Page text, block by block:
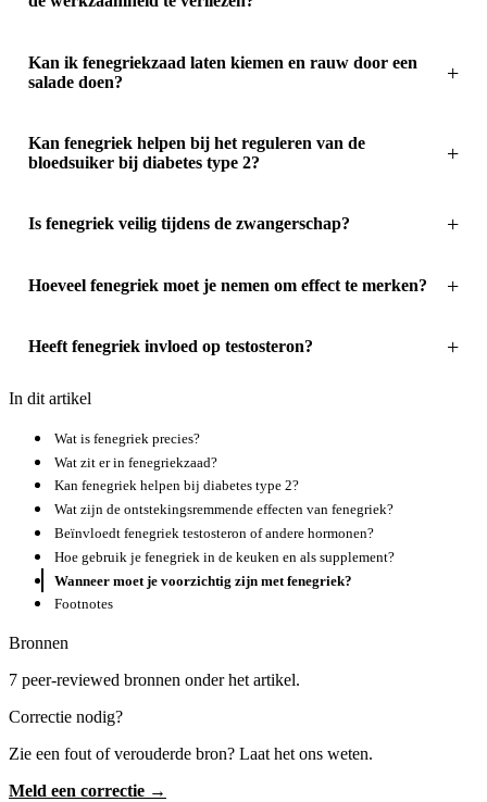
Kan ik fenegriekzaad laten kiemen en rauw door een
salade doen?
Kan fenegriek helpen bij het reguleren van de
bloedsuiker bij diabetes type 2?
Is fenegriek veilig tijdens de zwangerschap?
Hoeveel fenegriek moet je nemen om effect te merken?
Heeft fenegriek invloed op testosteron?
In dit artikel
Wat is fenegriek precies?
Wat zit er in fenegriekzaad?
Kan fenegriek helpen bij diabetes type 2?
Wat zijn de ontstekingsremmende effecten van fenegriek?
Beïnvloedt fenegriek testosteron of andere hormonen?
Hoe gebruik je fenegriek in de keuken en als supplement?
Wanneer moet je voorzichtig zijn met fenegriek?
Footnotes
Bronnen
7 peer-reviewed bronnen onder het artikel.
Correctie nodig?
Zie een fout of verouderde bron? Laat het ons weten.
Meld een correctie →